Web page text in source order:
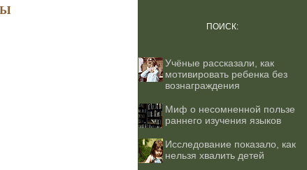
ПОИСК:
Учёные рассказали, как
мотивировать ребенка без
вознаграждения
Миф о несомненной пользе
раннего изучения языков
Исследование показало, как
нельзя хвалить детей